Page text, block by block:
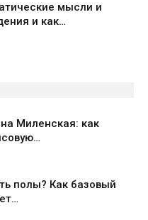
мысли и
и как…
Миленская: как
полы? Как базовый